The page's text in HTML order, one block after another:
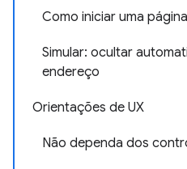
Como iniciar uma
Simular: ocultar
endereço
Orientações de UX
Não dependa dos